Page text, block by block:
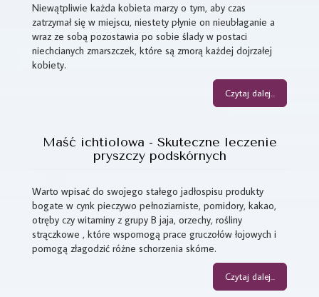
Niewątpliwie każda kobieta marzy o tym, aby czas
zatrzymał się w miejscu, niestety płynie on nieubłaganie a
wraz ze sobą pozostawia po sobie ślady w postaci
niechcianych zmarszczek, które są zmorą każdej dojrzałej
kobiety.
Czytaj dalej...
Maść ichtiolowa - Skuteczne leczenie
pryszczy podskórnych
Warto wpisać do swojego stałego jadłospisu produkty
bogate w cynk pieczywo pełnoziarniste, pomidory, kakao,
otręby czy witaminy z grupy B jaja, orzechy, rośliny
strączkowe , które wspomogą prace gruczołów łojowych i
pomogą złagodzić różne schorzenia skórne.
Czytaj dalej...